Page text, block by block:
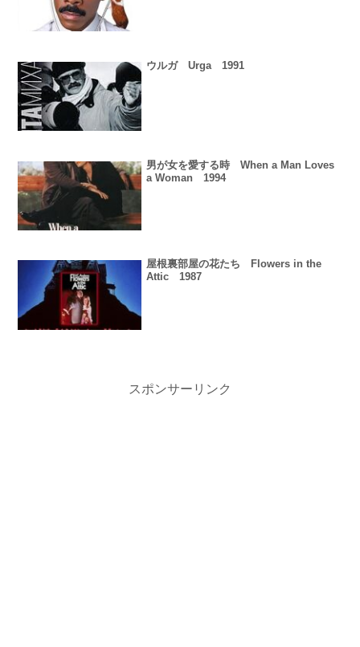
ウルガ Urga 1991
男が女を愛する時 When a Man Loves
a Woman 1994
屋根裏部屋の花たち Flowers in the
Attic 1987
スポンサーリンク